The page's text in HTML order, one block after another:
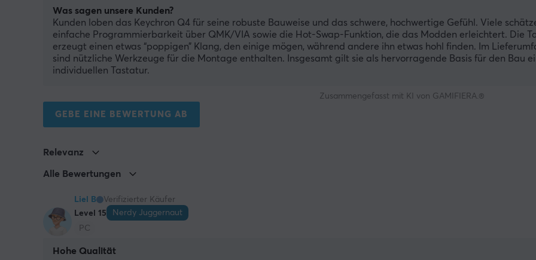
Was sagen unsere Kunden?
Kunden loben das Keychron Q4 für seine robuste Bauweise und das schwere, hochwertige Gefühl. Viele
einfache Programmierbarkeit über QMK/VIA sowie die Hot-Swap-Funktion, die das Modden erleichtert. Die
erzeugt einen etwas “poppigen” Klang, den einige mögen, während andere ihn etwas hohl finden. Im
sind nützliche Werkzeuge für die Montage enthalten. Insgesamt gilt sie als hervorragende Basis für den Bau
individuellen Tastatur.
Zusammengefasst mit KI von GAMIFIERA.®
GEBE EINE BEWERTUNG AB
Relevanz
Alle Bewertungen
Liel B
Verifizierter Käufer
Level 15
Nerdy Juggernaut
PC
Hohe Qualität